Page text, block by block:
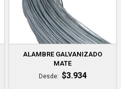
ALAMBRE GALVANIZADO
MATE
Desde $3.934